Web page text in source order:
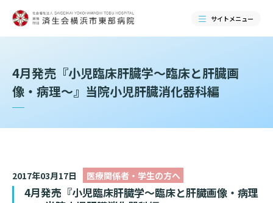
サイトメニュー
4月発売『小児臨床肝臓学～臨床と肝臓画
像・病理～』当院小児肝臓消化器科編
2017年03月17日 医療関係者・学生の方へ
4月発売『小児臨床肝臓学～臨床と肝臓画像・病理